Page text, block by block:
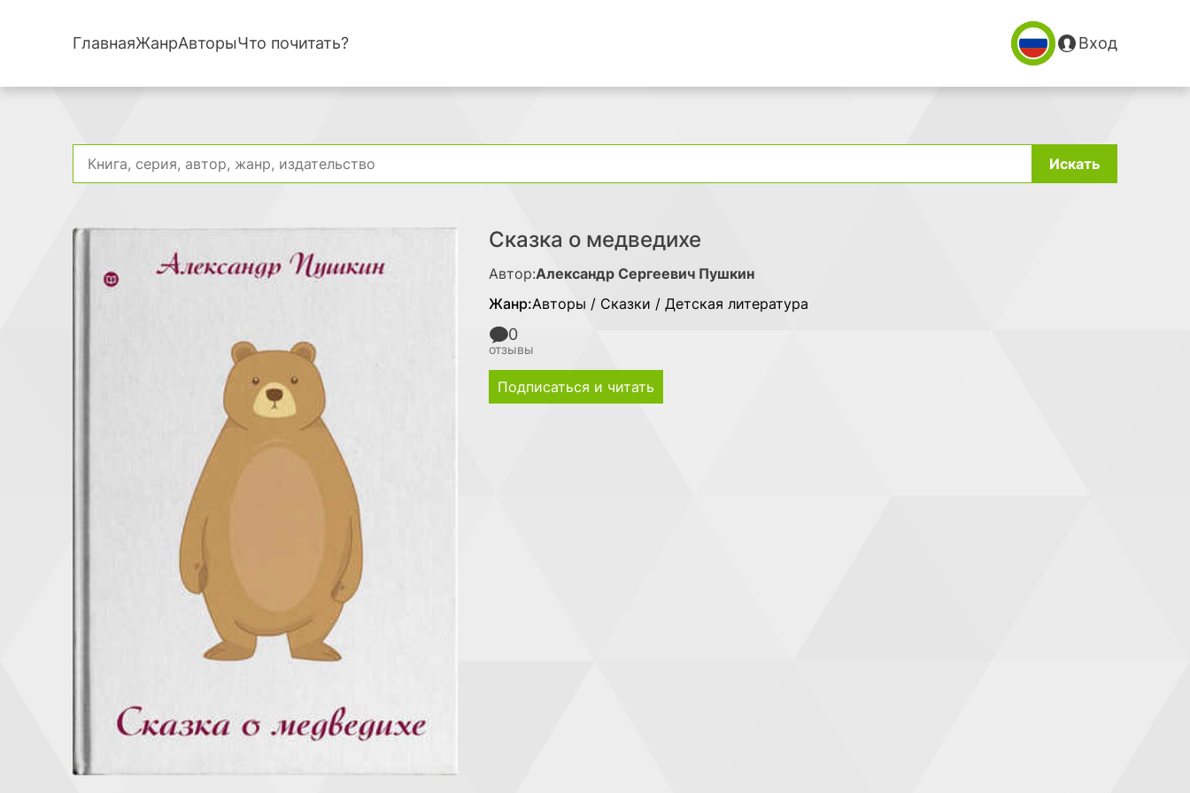
ГлавнаяЖанрАвторыЧто почитать? Вход
Искать
Сказка о медведихе
Автор:Александр Сергеевич Пушкин
Жанр:Авторы / Сказки / Детская литература
0
отзывы
Подписаться и читать